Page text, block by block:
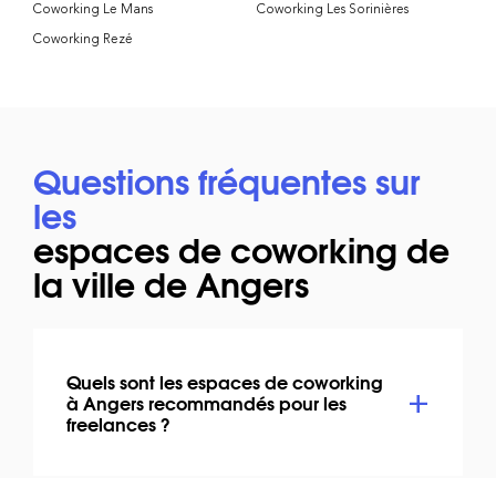
Coworking Le Mans
Coworking Les Sorinières
Coworking Rezé
Questions fréquentes sur
les
espaces de coworking de
la ville de Angers
Quels sont les espaces de coworking
à Angers recommandés pour les
freelances ?